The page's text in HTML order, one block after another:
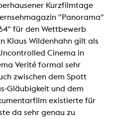
Kurzfilmtage
"Panorama"
für den Wettbewerb
Klaus Wildenhahn gilt als
Cinema in
Verité formal sehr
zwischen dem Spott
Gläubigkeit und dem
existierte für
da sehr genau zu